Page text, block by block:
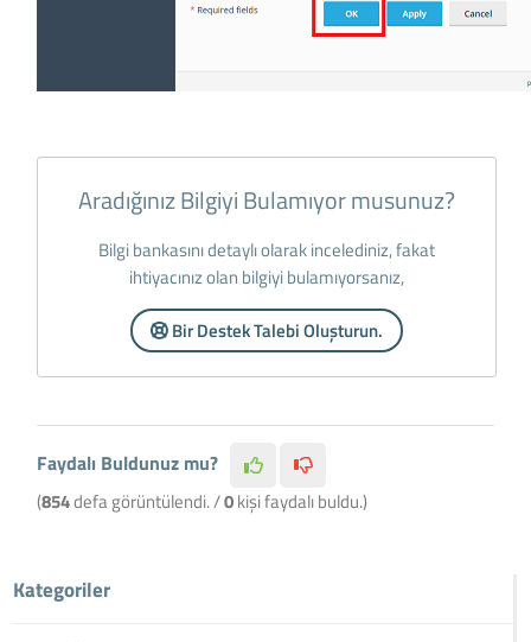
Aradığınız Bilgiyi Bulamıyor musunuz?
Bilgi bankasını detaylı olarak incelediniz, fakat
ihtiyacınız olan bilgiyi bulamıyorsanız,
Bir Destek Talebi Oluşturun.
Faydalı Buldunuz mu?
(854defa görüntülendi. /0kişi faydalı buldu.)
Kategoriler